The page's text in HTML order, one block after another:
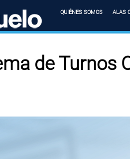
QUIÉNES SOMOS ALAS
de Turnos